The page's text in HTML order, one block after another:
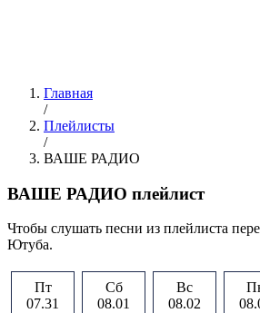
Главная
/
Плейлисты
/
ВАШЕ РАДИО
ВАШЕ РАДИО плейлист
Чтобы слушать песни из плейлиста
Ютуба.
Пт
07.31
Сб
08.01
Вс
08.02